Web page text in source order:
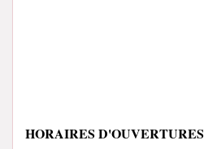
HORAIRES D'OUVERTURES